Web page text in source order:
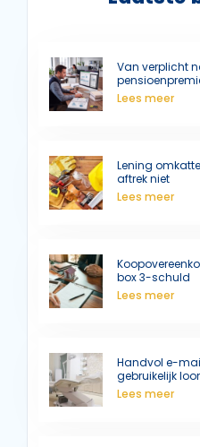
Van verplicht
Lees meer
Lening
aftrek niet
Lees meer
box 3-schuld
Lees meer
Handvol e-
gebruikelijk
Lees meer